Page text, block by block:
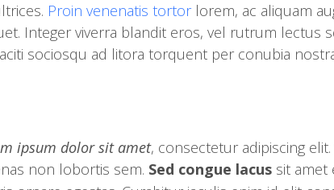
Proin venenatis tortorlorem, ac aliquam
Integer viverra blandit eros, vel rutrum lectus
sociosqu ad litora torquent per conubia
ipsum dolor sit amet, consectetur adipiscing elit.
non lobortis sem. Sed congue lacus sit amet